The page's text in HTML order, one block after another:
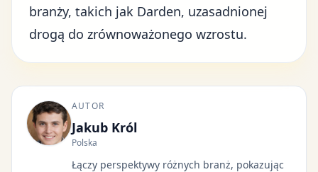
branży, takich jak Darden, uzasadnionej
drogą do zrównoważonego wzrostu.
AUTOR
Jakub Król
Polska
Łączy perspektywy różnych branż, pokazując